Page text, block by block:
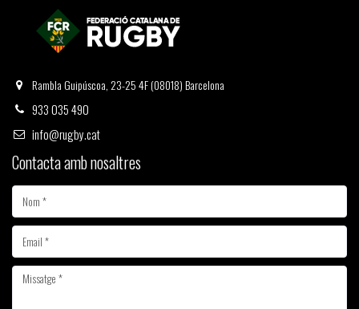
Rambla Guipúscoa, 23-25 4F (08018) Barcelona
933 035 490
info@rugby.cat
Contacta amb nosaltres